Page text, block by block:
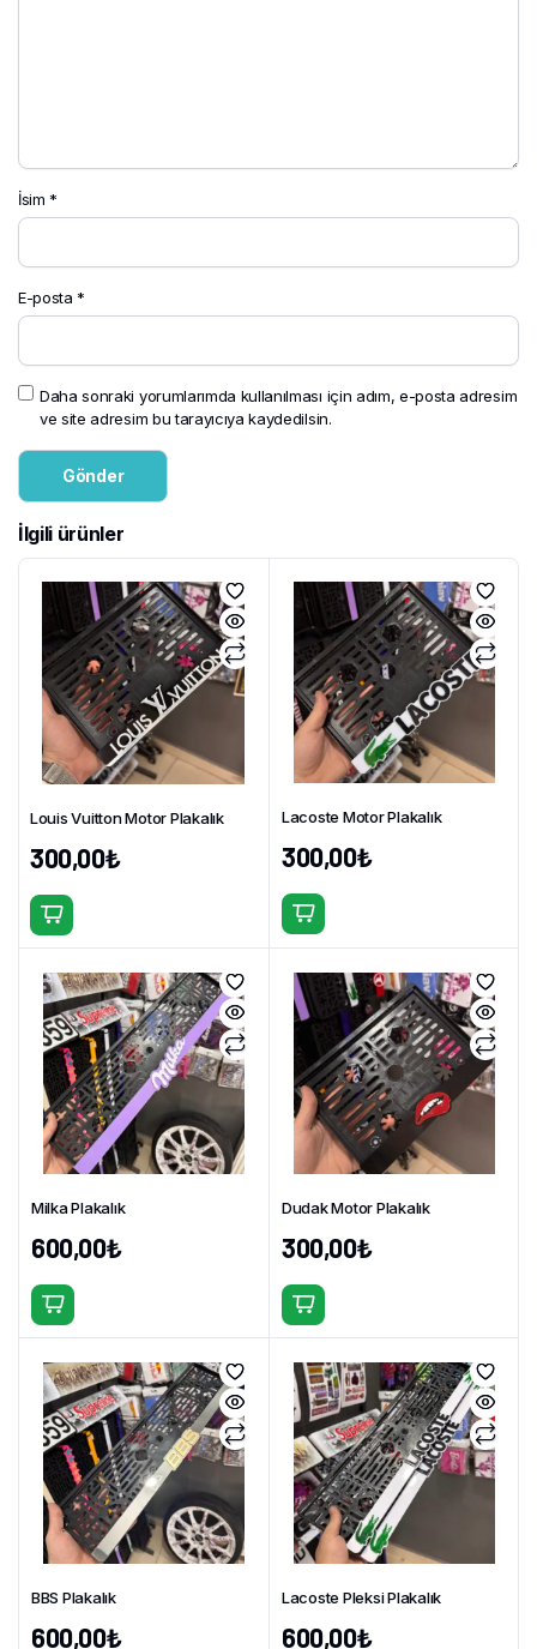
İsim *
E-posta *
Daha sonraki yorumlarımda kullanılması için adım, e-posta adresim
ve site adresim bu tarayıcıya kaydedilsin.
İlgili ürünler
Louis Vuitton Motor Plakalık
300,00₺
Lacoste Motor Plakalık
300,00₺
Milka Plakalık
600,00₺
Dudak Motor Plakalık
300,00₺
BBS Plakalık
600,00₺
Lacoste Pleksi Plakalık
600,00₺